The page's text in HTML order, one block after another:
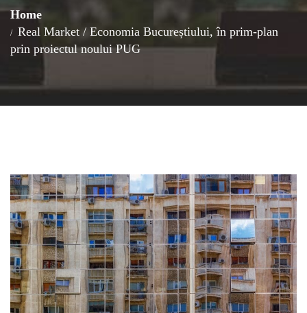
Home
Real Market / Economia Bucureștiului, în prim-plan
prin proiectul noului PUG